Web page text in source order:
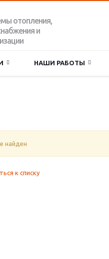
отопления,
и
НАШИ РАБОТЫ
найден
к списку